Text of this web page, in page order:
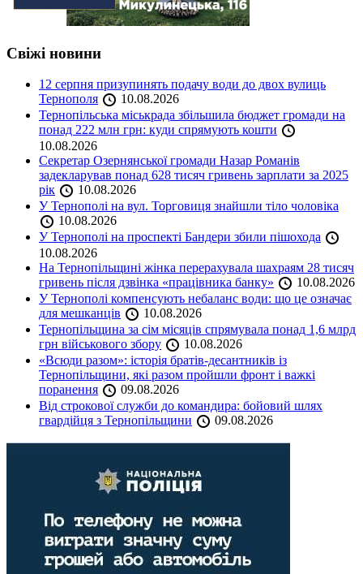
Свіжі новини
12 серпня призупинять подачу води до двох вулиць
Тернополя
10.08.2026
Тернопільська міськрада збільшила бюджет громади на
понад 222 млн грн: куди спрямують кошти
10.08.2026
Секретар Озернянської громади Назар Романів
задекларував понад 628 тисяч гривень зарплати за 2025
рік
10.08.2026
У Тернополі на вул. Торговиця знайшли тіло чоловіка
10.08.2026
У Тернополі на проспекті Бандери збили пішохода
10.08.2026
На Тернопільщині жінка перерахувала шахраям 28 тисяч
гривень після дзвінка «працівника банку»
10.08.2026
У Тернополі компенсують небаланс води: що це означає
для мешканців
10.08.2026
Тернопільщина за сім місяців спрямувала понад 1,6 млрд
грн військового збору
10.08.2026
«Всюди разом»: історія братів-десантників із
Тернопільщини, які разом пройшли фронт і важкі
поранення
09.08.2026
Від строкової служби до командира: бойовий шлях
гвардійця з Тернопільщини
09.08.2026